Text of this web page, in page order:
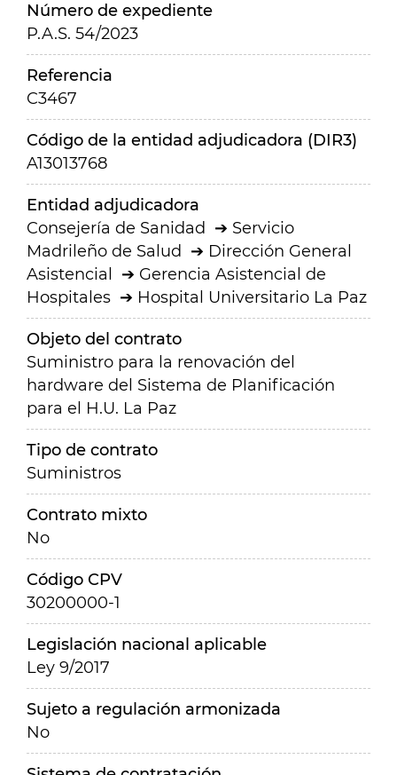
Número de expediente
P.A.S. 54/2023
Referencia
C3467
Código de la entidad adjudicadora (DIR3)
A13013768
Entidad adjudicadora
Consejería de Sanidad
Servicio
Madrileño de Salud
Dirección General
Asistencial
Gerencia Asistencial de
Hospitales
Hospital Universitario La Paz
Objeto del contrato
Suministro para la renovación del
hardware del Sistema de Planificación
para el H.U. La Paz
Tipo de contrato
Suministros
Contrato mixto
No
Código CPV
30200000-1
Legislación nacional aplicable
Ley 9/2017
Sujeto a regulación armonizada
No